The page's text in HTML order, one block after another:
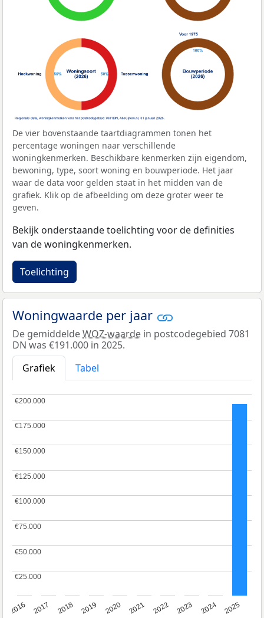
De vier bovenstaande taartdiagrammen tonen het
percentage woningen naar verschillende
woningkenmerken. Beschikbare kenmerken zijn eigendom,
bewoning, type, soort woning en bouwperiode. Het jaar
waar de data voor gelden staat in het midden van de
grafiek. Klik op de afbeelding om deze groter weer te
geven.
Bekijk onderstaande toelichting voor de definities
van de woningkenmerken.
Toelichting
Woningwaarde per jaar
De gemiddeldeWOZ-waarde in postcodegebied 7081
DN was €191.000 in 2025.
Grafiek
Tabel
2016 2017 2018 2019 2020 2021 2022 2023 2024 2025
€25.000
€25.000
€50.000
€50.000
€75.000
€75.000
€100.000
€100.000
€125.000
€125.000
€150.000
€150.000
€175.000
€175.000
€200.000
€200.000